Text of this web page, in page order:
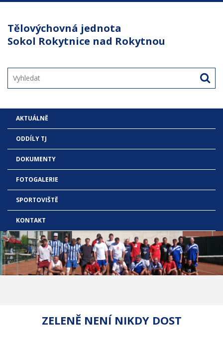
Tělovýchovná jednota
Sokol Rokytnice nad Rokytnou
AKTUÁLNĚ
ODDÍLY TJ
DOKUMENTY
FOTOGALERIE
SPORTOVIŠTĚ
KONTAKT
ZELENĚ NENÍ NIKDY DOST